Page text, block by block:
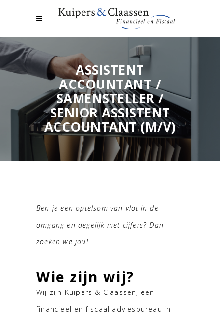
ASSISTENT
ACCOUNTANT /
SAMENSTELLER /
SENIOR ASSISTENT
ACCOUNTANT (M/V)
Ben je een optelsom van vlot in de
omgang en degelijk met cijfers? Dan
zoeken we jou!
Wie zijn wij?
Wij zijn Kuipers & Claassen, een
financieel en fiscaal adviesbureau in